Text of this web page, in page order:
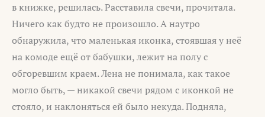
в книжке, решилась. Расставила свечи, прочитала.
Ничего как будто не произошло. А наутро
обнаружила, что маленькая иконка, стоявшая у неё
на комоде ещё от бабушки, лежит на полу с
обгоревшим краем. Лена не понимала, как такое
могло быть, — никакой свечи рядом с иконкой не
стояло, и наклоняться ей было некуда. Подняла,